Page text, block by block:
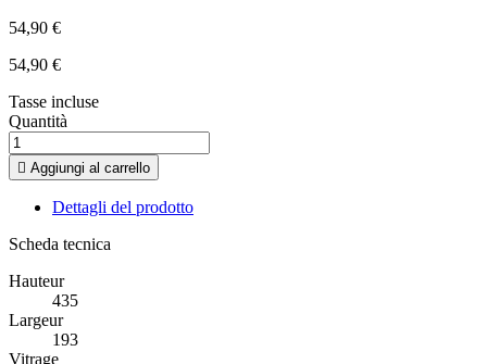
54,90 €
54,90 €
Tasse incluse
Quantità
 Aggiungi al carrello
Dettagli del prodotto
Scheda tecnica
Hauteur
435
Largeur
193
Vitrage